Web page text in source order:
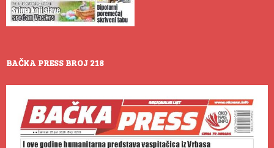
BAČKA PRESS BROJ 218